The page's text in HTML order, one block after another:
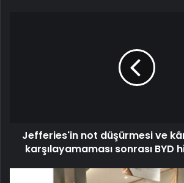
Jefferies'in not düşürmesi ve
karşılayamaması sonrası BYD